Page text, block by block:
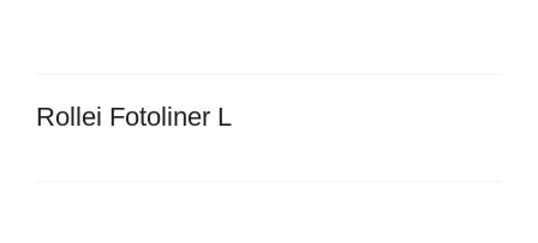
Rollei Fotoliner L